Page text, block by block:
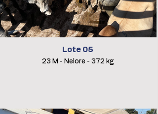
Lote 05
23 M - Nelore - 372 kg